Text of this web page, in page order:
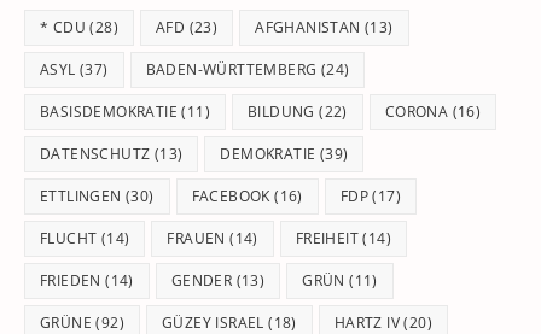
* CDU (28) AFD (23) AFGHANISTAN (13)
ASYL (37) BADEN-WÜRTTEMBERG (24)
BASISDEMOKRATIE (11) BILDUNG (22) CORONA (16)
DATENSCHUTZ (13) DEMOKRATIE (39)
ETTLINGEN (30) FACEBOOK (16) FDP(17)
FLUCHT (14) FRAUEN (14) FREIHEIT(14)
FRIEDEN (14) GENDER (13) GRÜN (11)
GRÜNE (92) GÜZEY ISRAEL (18) HARTZ IV(20)